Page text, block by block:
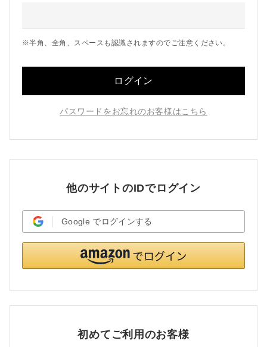
※半角、全角、スペースも認識されますのでご注意ください。
ログイン
パスワードをお忘れのお客様はこちら
初めてご利用のお客様
他のサイトのIDでログイン
Google でログインする